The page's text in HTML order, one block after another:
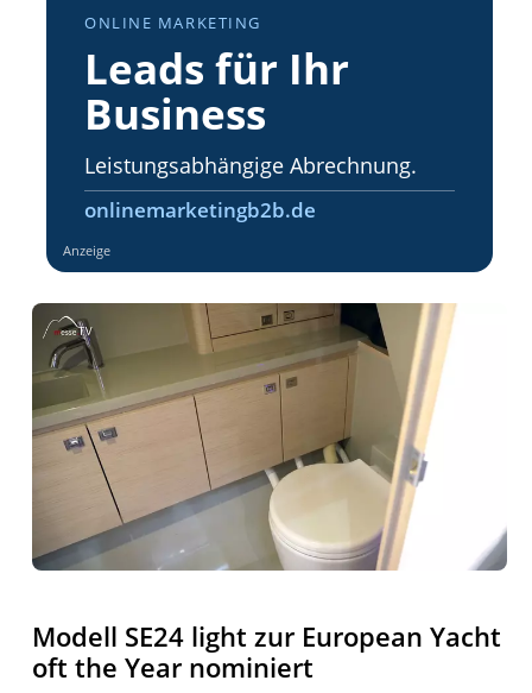
ONLINE MARKETING
Leads für Ihr
Business
Leistungsabhängige Abrechnung.
onlinemarketingb2b.de
Anzeige
Modell SE24 light zur European Yacht
oft the Year nominiert